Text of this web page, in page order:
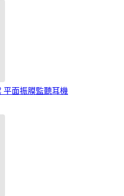
平面振膜監聽耳機